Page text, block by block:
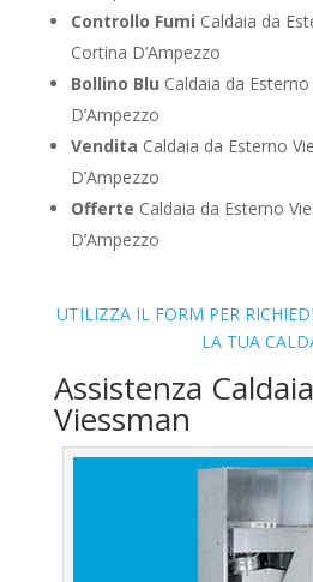
Controllo Fumi Caldaia da
Cortina D’Ampezzo
Bollino Blu Caldaia da
D’Ampezzo
Vendita Caldaia da Esterno
D’Ampezzo
Offerte Caldaia da Esterno
D’Ampezzo
UTILIZZA IL FORM PER
LA TUA
Assistenza
Viessman